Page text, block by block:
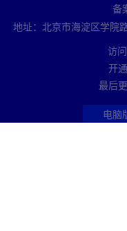
备
地址：北京市海淀区学院
访问
开
最后
电脑